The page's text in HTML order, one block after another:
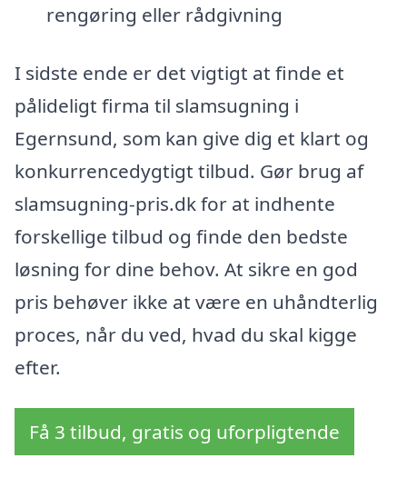
rengøring eller rådgivning
I sidste ende er det vigtigt at finde et
pålideligt firma til slamsugning i
Egernsund, som kan give dig et klart og
konkurrencedygtigt tilbud. Gør brug af
slamsugning-pris.dk for at indhente
forskellige tilbud og finde den bedste
løsning for dine behov. At sikre en god
pris behøver ikke at være en uhåndterlig
proces, når du ved, hvad du skal kigge
efter.
Få 3 tilbud, gratis og uforpligtende